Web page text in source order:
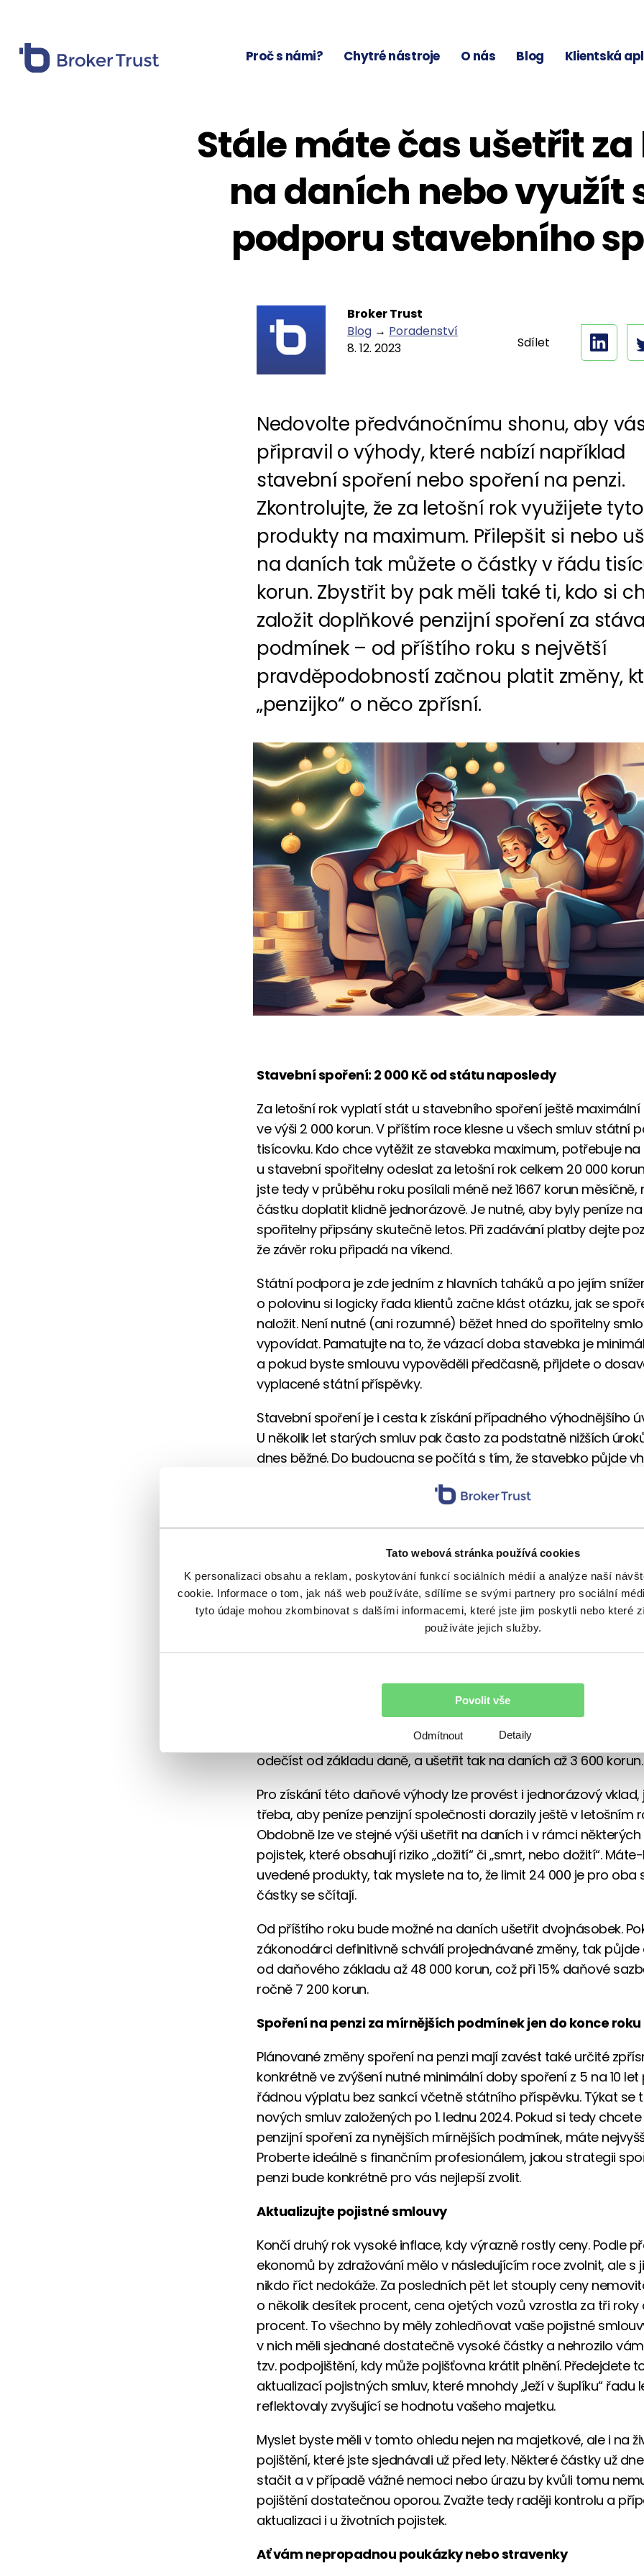
Detaily
Tato webová stránka používá cookies
K personalizaci obsahu a reklam, poskytování funkcí sociálních médií a analýze naší
cookie. Informace o tom, jak náš web používáte, sdílíme se svými partnery pro sociální
tyto údaje mohou zkombinovat s dalšími informacemi, které jste jim poskytli nebo které
používáte jejich služby.
Odmítnout
Povolit vše
Proč s námi? Chytré nástroje O nás Blog Klientská
Stále máte čas ušetřit
na daních nebo využít
podporu stavebního
Broker Trust
Blog → Poradenství
8. 12. 2023
Sdílet
Nedovolte předvánočnímu shonu, aby
připravil o výhody, které nabízí například
stavební spoření nebo spoření na penzi.
Zkontrolujte, že za letošní rok využijete tyto
produkty na maximum. Přilepšit si nebo
na daních tak můžete o částky v řádu
korun. Zbystřit by pak měli také ti, kdo si
založit doplňkové penzijní spoření za
podmínek – od příštího roku s největší
pravděpodobností začnou platit změny,
„penzijko“ o něco zpřísní.
Stavební spoření: 2 000 Kč od státu naposledy
Za letošní rok vyplatí stát u stavebního spoření ještě
ve výši 2 000 korun. V příštím roce klesne u všech smluv státní
tisícovku. Kdo chce vytěžit ze stavebka maximum, potřebuje
u stavební spořitelny odeslat za letošní rok celkem 20 000
jste tedy v průběhu roku posílali méně než 1667 korun měsíčně,
částku doplatit klidně jednorázově. Je nutné, aby byly peníze
spořitelny připsány skutečně letos. Při zadávání platby dejte
že závěr roku připadá na víkend.
Státní podpora je zde jedním z hlavních taháků a po jejím
o polovinu si logicky řada klientů začne klást otázku, jak se
naložit. Není nutné (ani rozumné) běžet hned do spořitelny
vypovídat. Pamatujte na to, že vázací doba stavebka je
a pokud byste smlouvu vypověděli předčasně, přijdete o
vyplacené státní příspěvky.
Stavební spoření je i cesta k získání případného výhodnějšího
U několik let starých smluv pak často za podstatně nižších
dnes běžné. Do budoucna se počítá s tím, že stavebko půjde
a další zvyšování energetické efektivity bydlení. Zahazovat
U nových smluv navíc některé stavební spořitelny garantují, že
státní podpory dorovnají, takže o „extra“ peníze ke svým
nepřijdete.
Pokud si spoříte na penzi ve starším penzijním připojištění,
doplňkovém penzijním spoření, můžete díky svým příspěvkům
nejen státní podporu, ale snížit si i daně. Vložené peníze, které
přesáhnou v součtu částku 12 000 korun, lze až do výše 24 000
odečíst od základu daně, a ušetřit tak na daních až 3 600
Pro získání této daňové výhody lze provést i jednorázový vklad,
třeba, aby peníze penzijní společnosti dorazily ještě v letošním
Obdobně lze ve stejné výši ušetřit na daních i v rámci
pojistek, které obsahují riziko „dožití“ či „smrt, nebo dožití“.
uvedené produkty, tak myslete na to, že limit 24 000 je pro oba
částky se sčítají.
Od příštího roku bude možné na daních ušetřit dvojnásobek.
zákonodárci definitivně schválí projednávané změny, tak
od daňového základu až 48 000 korun, což při 15% daňové
ročně 7 200 korun.
Spoření na penzi za mírnějších podmínek jen do konce roku
Plánované změny spoření na penzi mají zavést také určité
konkrétně ve zvýšení nutné minimální doby spoření z 5 na 10 let
řádnou výplatu bez sankcí včetně státního příspěvku. Týkat se
nových smluv založených po 1. lednu 2024. Pokud si tedy
penzijní spoření za nynějších mírnějších podmínek, máte
Proberte ideálně s finančním profesionálem, jakou strategii
penzi bude konkrétně pro vás nejlepší zvolit.
Aktualizujte pojistné smlouvy
Končí druhý rok vysoké inflace, kdy výrazně rostly ceny. Podle
ekonomů by zdražování mělo v následujícím roce zvolnit, ale s
nikdo říct nedokáže. Za posledních pět let stouply ceny
o několik desítek procent, cena ojetých vozů vzrostla za tři roky
procent. To všechno by měly zohledňovat vaše pojistné
v nich měli sjednané dostatečně vysoké částky a nehrozilo vám
tzv. podpojištění, kdy může pojišťovna krátit plnění. Předejdete
aktualizací pojistných smluv, které mnohdy „leží v šuplíku“ řadu
reflektovaly zvyšující se hodnotu vašeho majetku.
Myslet byste měli v tomto ohledu nejen na majetkové, ale i na
pojištění, které jste sjednávali už před lety. Některé částky už
stačit a v případě vážné nemoci nebo úrazu by kvůli tomu
pojištění dostatečnou oporou. Zvažte tedy raději kontrolu a
aktualizaci i u životních pojistek.
Ať vám nepropadnou poukázky nebo stravenky